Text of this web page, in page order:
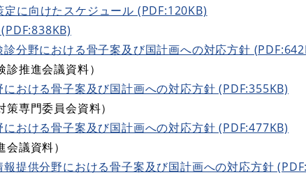
に向けたスケジュール (PDF:120KB)
分野における骨子案及び国計画への対応方針
会議資料）
おける骨子案及び国計画への対応方針 (PDF:355KB)
委員会資料）
おける骨子案及び国計画への対応方針 (PDF:477KB)
資料）
提供分野における骨子案及び国計画への対応方針